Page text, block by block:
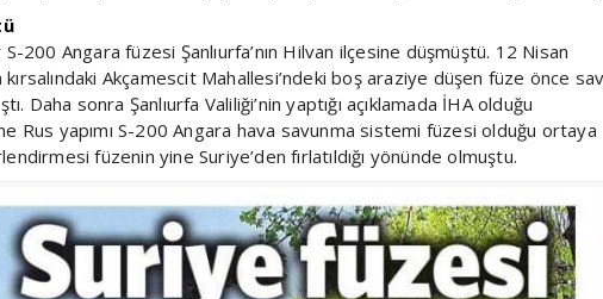
200 Angara füzesi Şanlıurfa’nın Hilvan ilçesine düşmüştü. 12 Nisan
Akçamescit Mahallesi’ndeki boş araziye düşen füze önce
Daha sonra Şanlıurfa Valiliği’nin yaptığı açıklamada İHA olduğu
Rus yapımı S-200 Angara hava savunma sistemi füzesi olduğu ortaya
füzenin yine Suriye’den fırlatıldığı yönünde olmuştu.